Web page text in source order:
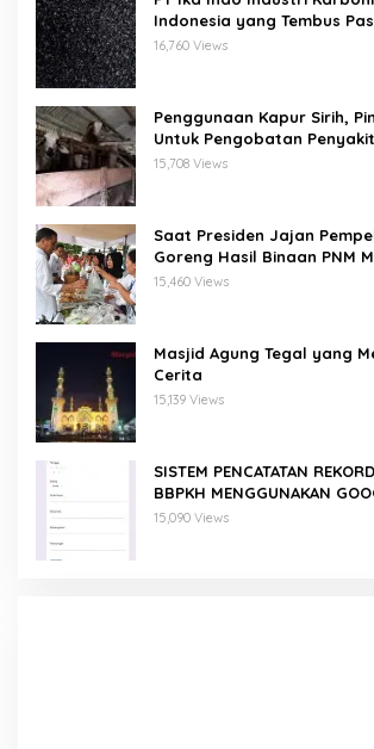
Indonesia yang Tembus
16,760 Views
Penggunaan Kapur Sirih,
Untuk Pengobatan
Domba/Kambing
15,708 Views
Saat Presiden Jajan
Goreng Hasil Binaan PNM
15,460 Views
Masjid Agung Tegal yang
Cerita
15,139 Views
SISTEM PENCATATAN
BBPKH MENGGUNAKAN
15,090 Views